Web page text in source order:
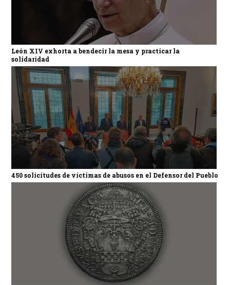
León XIV exhorta a bendecir la mesa y practicar la
solidaridad
450 solicitudes de víctimas de abusos en el Defensor del Pueblo